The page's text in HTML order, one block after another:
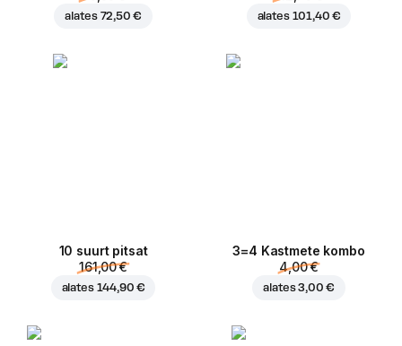
alates 72,50 € alates 101,40 €
10 suurt pitsat
161,00 €
alates 144,90 €
3=4 Kastmete kombo
4,00 €
alates3,00 €